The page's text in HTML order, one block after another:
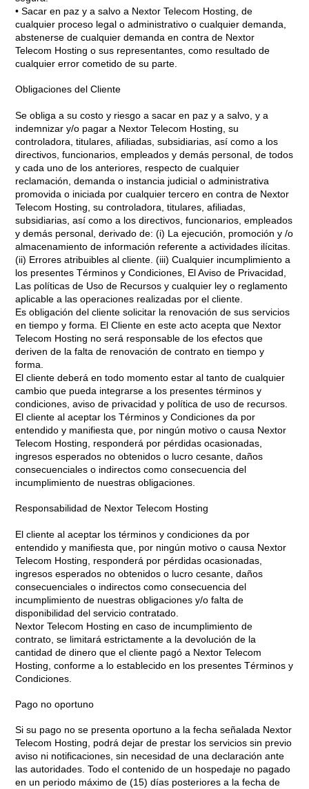
• Sacar en paz y a salvo a Nextor Telecom Hosting, de
cualquier proceso legal o administrativo o cualquier demanda,
abstenerse de cualquier demanda en contra de Nextor
Telecom Hosting o sus representantes, como resultado de
cualquier error cometido de su parte.
Obligaciones del Cliente
Se obliga a su costo y riesgo a sacar en paz y a salvo, y a
indemnizar y/o pagar a Nextor Telecom Hosting, su
controladora, titulares, afiliadas, subsidiarias, así como a los
directivos, funcionarios, empleados y demás personal, de todos
y cada uno de los anteriores, respecto de cualquier
reclamación, demanda o instancia judicial o administrativa
promovida o iniciada por cualquier tercero en contra de Nextor
Telecom Hosting, su controladora, titulares, afiliadas,
subsidiarias, así como a los directivos, funcionarios, empleados
y demás personal, derivado de: (i) La ejecución, promoción y /o
almacenamiento de información referente a actividades ilícitas.
(ii) Errores atribuibles al cliente. (iii) Cualquier incumplimiento a
los presentes Términos y Condiciones, El Aviso de Privacidad,
Las políticas de Uso de Recursos y cualquier ley o reglamento
aplicable a las operaciones realizadas por el cliente.
Es obligación del cliente solicitar la renovación de sus servicios
en tiempo y forma. El Cliente en este acto acepta que Nextor
Telecom Hosting no será responsable de los efectos que
deriven de la falta de renovación de contrato en tiempo y
forma.
El cliente deberá en todo momento estar al tanto de cualquier
cambio que pueda integrarse a los presentes términos y
condiciones, aviso de privacidad y política de uso de recursos.
El cliente al aceptar los Términos y Condiciones da por
entendido y manifiesta que, por ningún motivo o causa Nextor
Telecom Hosting, responderá por pérdidas ocasionadas,
ingresos esperados no obtenidos o lucro cesante, daños
consecuenciales o indirectos como consecuencia del
incumplimiento de nuestras obligaciones.
Responsabilidad de Nextor Telecom Hosting
El cliente al aceptar los términos y condiciones da por
entendido y manifiesta que, por ningún motivo o causa Nextor
Telecom Hosting, responderá por pérdidas ocasionadas,
ingresos esperados no obtenidos o lucro cesante, daños
consecuenciales o indirectos como consecuencia del
incumplimiento de nuestras obligaciones y/o falta de
disponibilidad del servicio contratado.
Nextor Telecom Hosting en caso de incumplimiento de
contrato, se limitará estrictamente a la devolución de la
cantidad de dinero que el cliente pagó a Nextor Telecom
Hosting, conforme a lo establecido en los presentes Términos y
Condiciones.
Pago no oportuno
Si su pago no se presenta oportuno a la fecha señalada Nextor
Telecom Hosting, podrá dejar de prestar los servicios sin previo
aviso ni notificaciones, sin necesidad de una declaración ante
las autoridades. Todo el contenido de un hospedaje no pagado
en un periodo máximo de (15) días posteriores a la fecha de